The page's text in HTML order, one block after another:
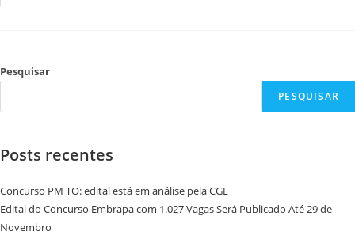
Pesquisar
PESQUISAR
Posts recentes
Concurso PM TO: edital está em análise pela CGE
Edital do Concurso Embrapa com 1.027 Vagas Será Publicado Até 29 de
Novembro